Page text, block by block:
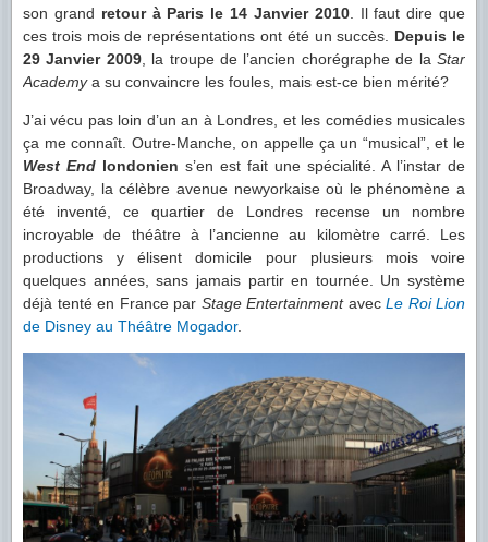
son grand retour à Paris le 14 Janvier 2010. Il faut dire que
ces trois mois de représentations ont été un succès. Depuis le
29 Janvier 2009, la troupe de l’ancien chorégraphe de laStar
Academya su convaincre les foules, mais est-ce bien mérité?
J’ai vécu pas loin d’un an à Londres, et les comédies musicales
ça me connaît. Outre-Manche, on appelle ça un “musical”, et le
West End londonien s’en est fait une spécialité. A l’instar de
Broadway, la célèbre avenue newyorkaise où le phénomène a
été inventé, ce quartier de Londres recense un nombre
incroyable de théâtre à l’ancienne au kilomètre carré. Les
productions y élisent domicile pour plusieurs mois voire
quelques années, sans jamais partir en tournée. Un système
déjà tenté en France par Stage Entertainmentavec Le Roi Lion
de Disney au Théâtre Mogador.